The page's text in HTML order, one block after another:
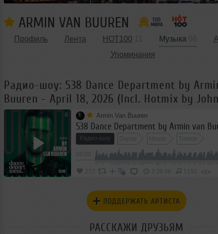
ARMIN VAN BUUREN
Профиль Лента HOT100 Музыка
Упоминания
Радио-шоу: 538 Dance Department by
Buuren - April 18, 2026 (Incl. Hotmix by
Armin Van Buuren
Радио-шоу Dance House Trance
277 2:28:46 1150 </>
ПОДДЕРЖАТЬ АРТИСТА
РАССКАЖИ ДРУЗЬЯМ